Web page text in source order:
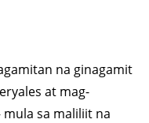
na ginagamit
at mag-
sa maliliit na